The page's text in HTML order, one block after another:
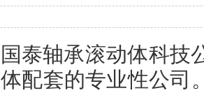
泰轴承滚动体科技
配套的专业性公司